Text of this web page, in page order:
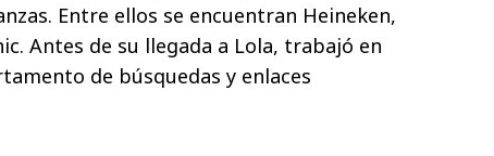
Entre ellos se encuentran Heineken,
Antes de su llegada a Lola, trabajó en
de búsquedas y enlaces